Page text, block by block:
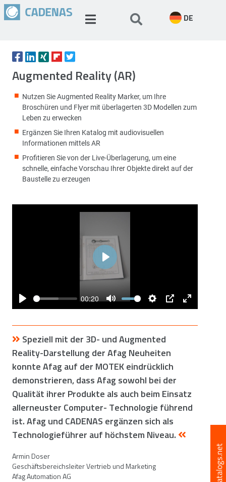
DE
Augmented Reality (AR)
Nutzen Sie Augmented Reality Marker, um Ihre
Broschüren und Flyer mit überlagerten 3D Modellen zum
Leben zu erwecken
Ergänzen Sie Ihren Katalog mit audiovisuellen
Informationen mittels AR
Profitieren Sie von der Live-Überlagerung, um eine
schnelle, einfache Vorschau Ihrer Objekte direkt auf der
Baustelle zu erzeugen
Play
00:20
Mute
Settings
PIP
Enter
Play
Speziell mit der 3D- und Augmented
Reality-Darstellung der Afag Neuheiten
konnte Afag auf der MOTEK eindrücklich
demonstrieren, dass Afag sowohl bei der
Qualität ihrer Produkte als auch beim Einsatz
allerneuster Computer- Technologie führend
ist. Afag und CADENAS ergänzen sich als
Technologieführer auf höchstem Niveau.
Armin Doser
Geschäftsbereichsleiter Vertrieb und Marketing
Afag Automation AG